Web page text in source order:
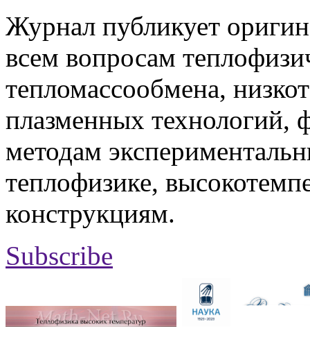
Журнал публикует
всем вопросам
тепломассообмена,
плазменных технологий,
методам
теплофизике,
конструкциям.
Subscribe